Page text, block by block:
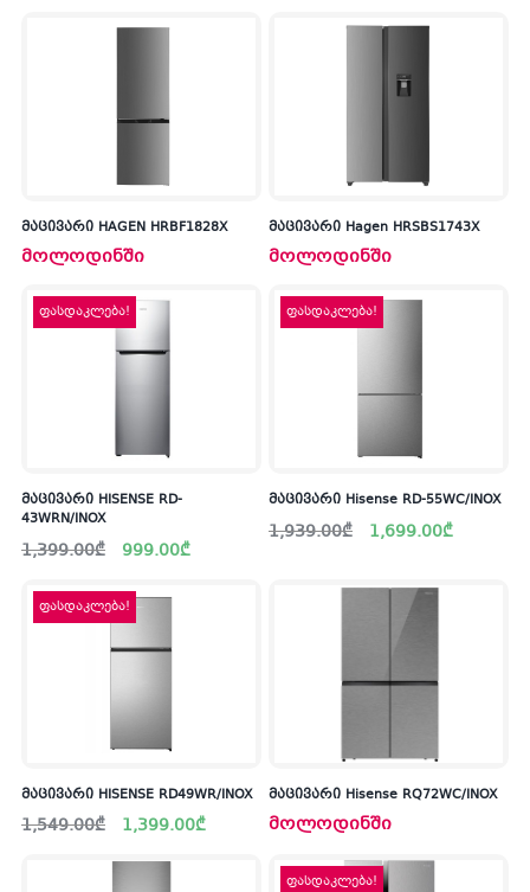
მაცივარი HAGEN HRBF1828X
მოლოდინში
მაცივარი Hagen HRSBS1743X
მოლოდინში
ფასდაკლება!
მაცივარი HISENSE RD-
43WRN/INOX
1,399.00₾
Original
price
1,399.00₾.
999.00₾
Current
price
999.00₾.
ფასდაკლება!
მაცივარი Hisense RD-55WC/INOX
1,939.00₾
Original
price
1,699.00₾
Current
price
ფასდაკლება!
მაცივარი HISENSE RD49WR/INOX
1,549.00₾
Original
price
1,399.00₾
Current
price
მაცივარი Hisense RQ72WC/INOX
მოლოდინში
ფასდაკლება!